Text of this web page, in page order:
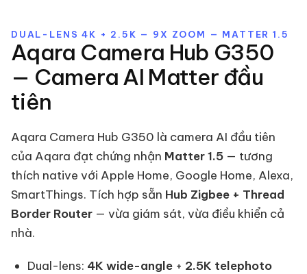
DUAL-LENS 4K + 2.5K — 9X ZOOM — MATTER 1.5
Aqara Camera Hub G350
— Camera AI Matter đầu
tiên
Aqara Camera Hub G350 là camera AI đầu tiên
của Aqara đạt chứng nhận Matter 1.5 — tương
thích native với Apple Home, Google Home, Alexa,
SmartThings. Tích hợp sẵn Hub Zigbee + Thread
Border Router — vừa giám sát, vừa điều khiển cả
nhà.
Dual-lens: 4K wide-angle + 2.5K telephoto